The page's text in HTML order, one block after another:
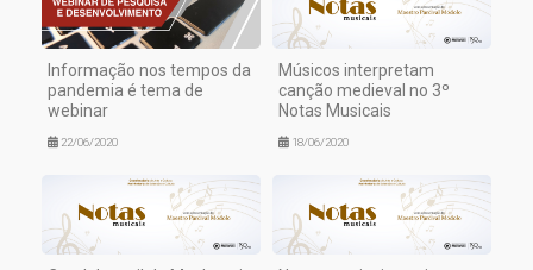
Informação nos tempos da
pandemia é tema de
webinar
22/06/2020
Músicos interpretam
canção medieval no 3º
Notas Musicais
18/06/2020